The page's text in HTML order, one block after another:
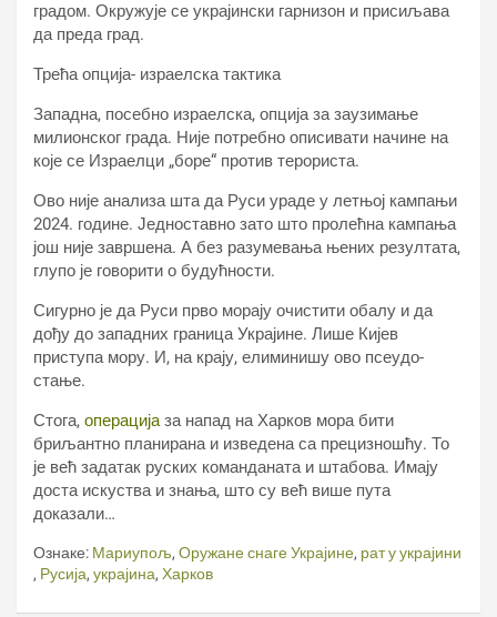
градом. Окружује се украјински гарнизон и присиљава
да преда град.
Трећа опција- израелска тактика
Западна, посебно израелска, опција за заузимање
милионског града. Није потребно описивати начине на
које се Израелци „боре“ против терориста.
Ово није анализа шта да Руси ураде у летњој кампањи
2024. године. Једноставно зато што пролећна кампања
још није завршена. А без разумевања њених резултата,
глупо је говорити о будућности.
Сигурно је да Руси прво морају очистити обалу и да
дођу до западних граница Украјине. Лише Кијев
приступа мору. И, на крају, елиминишу ово псеудо-
стање.
Стога, операцијаза напад на Харков мора бити
бриљантно планирана и изведена са прецизношћу. То
је већ задатак руских команданата и штабова. Имају
доста искуства и знања, што су већ више пута
доказали…
Ознаке: Мариупољ, Оружане снаге Украјине, рат у украјини
, Русија, украјина, Харков